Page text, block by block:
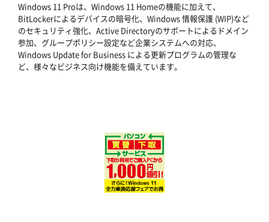
Windows 11 Proは、Windows 11 Homeの機能に加えて、
BitLockerによるデバイスの暗号化、Windows 情報保護 (WIP)など
のセキュリティ強化、Active Directoryのサポートによるドメイン
参加、グループポリシー設定など企業システムへの対応、
Windows Update for Business による更新プログラムの管理な
ど、様々なビジネス向け機能を備えています。